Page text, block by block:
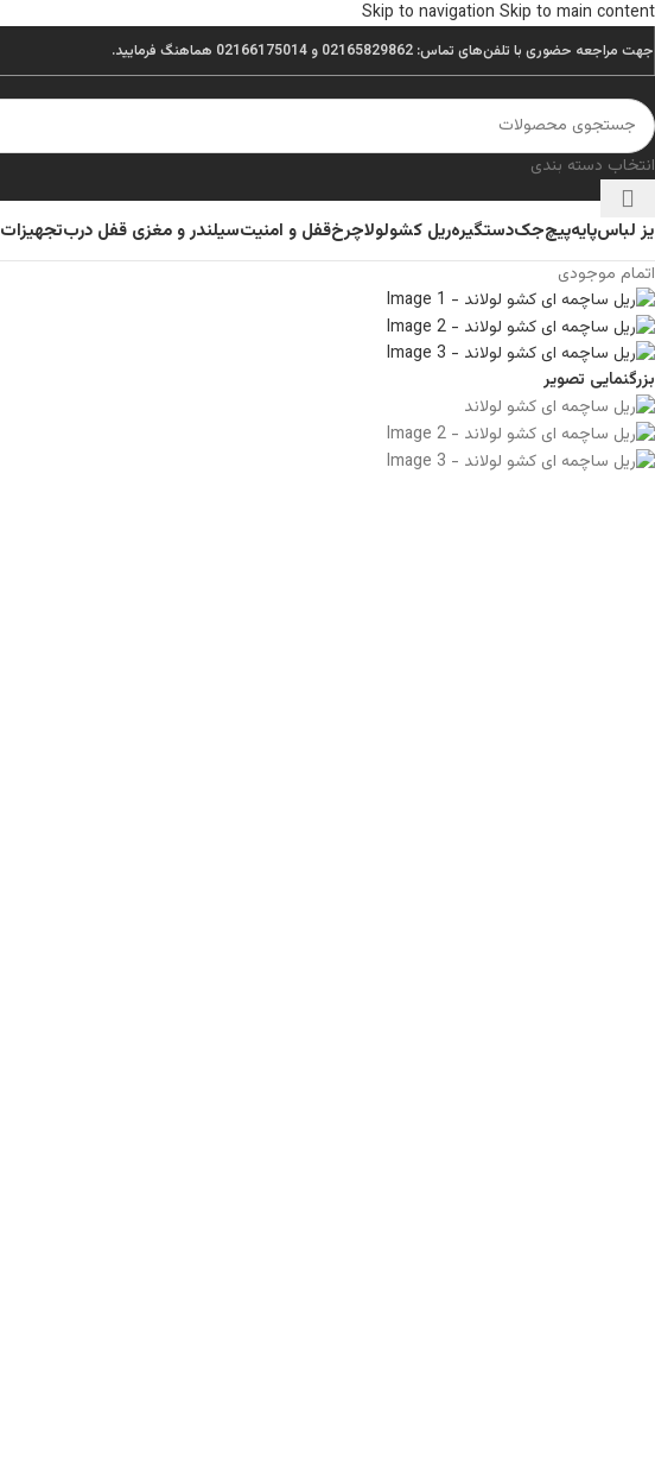
Skip to navigation Skip to main content
جهت مراجعه حضوری با تلفن‌های تماس: 02165829862 و 02166175014 هماهنگ فرمایید.
انتخاب دسته بندی
لباسپایهپیچجکدستگیرهریل کشولولاچرخقفل و امنیتسیلندر و مغزی قفل دربتجهیزات
اتمام موجودی
بزرگنمایی تصویر